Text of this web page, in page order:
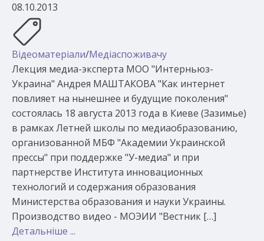
08.10.2013
Відеоматеріали/Медіаспоживачу
Лекция медиа-эксперта МОО "Интерньюз-
Украина" Андрея МАШТАКОВА "Как интернет
повлияет на нынешнее и будущие поколения"
состоялась 18 августа 2013 года в Киеве (Зазимье)
в рамках Летней школы по медиаобразованию,
организованной МБФ "Академии Украинской
прессы" при поддержке "У-медиа" и при
партнерстве Института инновационных
технологий и содержания образования
Министерства образования и науки Украины.
Производство видео - МОЭИИ "Вестник […]
Детальніше ...